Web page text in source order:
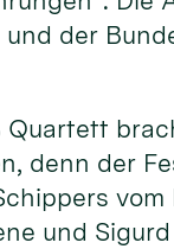
der
denn der
und